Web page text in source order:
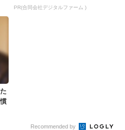
PR(合同会社デジタルファーム )
Recommended by